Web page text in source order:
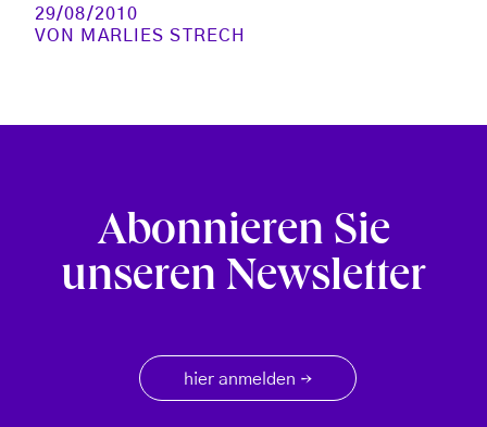
29/08/2010
VON MARLIES STRECH
Abonnieren Sie
unseren Newsletter
hier anmelden →